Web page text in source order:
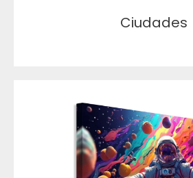
Ciudades